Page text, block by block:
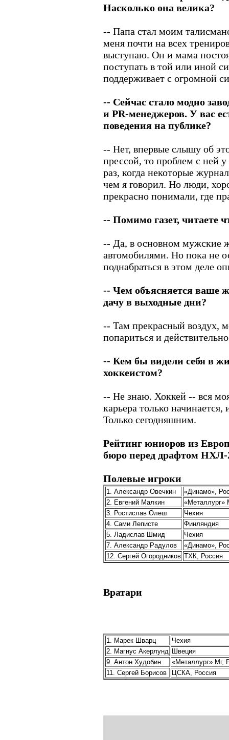
Насколько она велика?
-- Папа стал моим
меня почти на всех
выступаю. Он и мама
поступать в той или иной
поддерживает с огромной
-- Сейчас стало модно
и PR-менеджеров. У вас
поведения на публике?
-- Нет, впервые слышу об
прессой, то проблем с ней
раз, когда некоторые
чем я говорил. Но люди,
прекрасно понимали, где
-- Помимо газет, читаете
-- Да, в основном мужские
автомобилями. Но пока не
поднабраться в этом деле
-- Чем объясняется ваше
дачу в выходные дни?
-- Там прекрасный воздух,
попариться и
-- Кем бы видели себя в
хоккеистом?
-- Не знаю. Хоккей -- вся
карьера только
Только сегодняшним.
Рейтинг юниоров из
бюро перед драфтом НХЛ-
Полевые игроки
1. Александр Овечкин
«Динамо»,
2. Евгений Малкин
«Металлург»
3. Ростислав Олеш
Чехия
4. Сами Леписте
Финляндия
5. Ладислав Шмид
Чехия
7. Александр Радулов
«Динамо»,
12. Сергей Огородников ТХК, Россия
Вратари
1. Марек Шварц
Чехия
2. Магнус Акерлунд Швеция
9. Антон Худобин
«Металлург» Мг,
11. Сергей Борисов
ЦСКА, Россия